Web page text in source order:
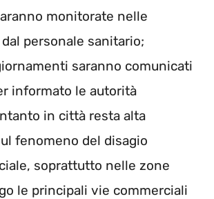
monitorate nelle
personale sanitario;
saranno comunicati
informato le autorità
in città resta alta
fenomeno del disagio
soprattutto nelle zone
le principali vie commerciali